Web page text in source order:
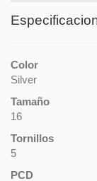
Color
Silver
Tamaño
16
Tornillos
5
PCD